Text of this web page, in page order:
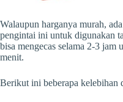
Walaupun harganya murah,
pengintai ini untuk digunakan
bisa mengecas selama 2-3 jam
menit.
Berikut ini beberapa kelebihan